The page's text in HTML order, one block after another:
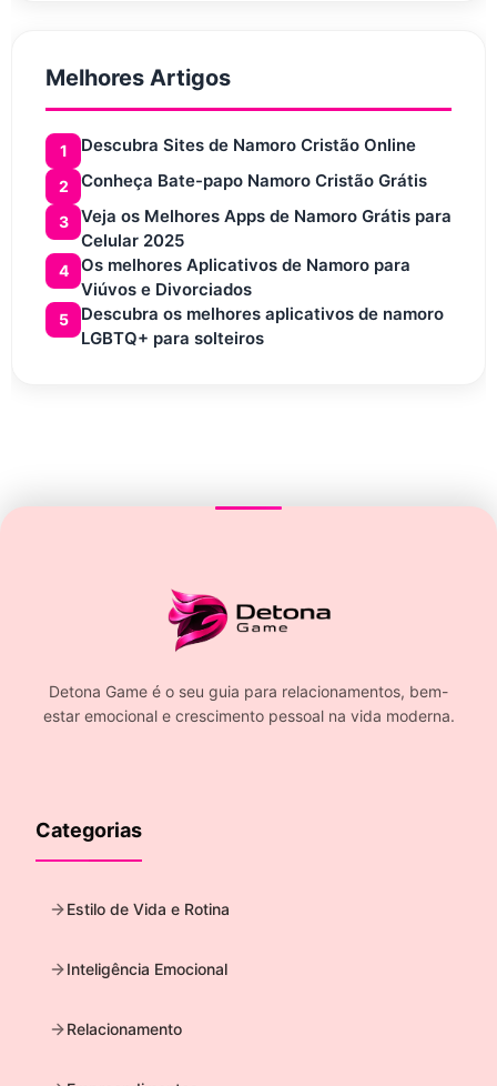
Melhores Artigos
1 Descubra Sites de Namoro Cristão Online
2 Conheça Bate-papo Namoro Cristão Grátis
3
Veja os Melhores Apps de Namoro Grátis para
Celular 2025
4
Os melhores Aplicativos de Namoro para
Viúvos e Divorciados
5
Descubra os melhores aplicativos de namoro
LGBTQ+ para solteiros
Detona Game é o seu guia para relacionamentos, bem-
estar emocional e crescimento pessoal na vida moderna.
Categorias
Estilo de Vida e Rotina
Inteligência Emocional
Relacionamento